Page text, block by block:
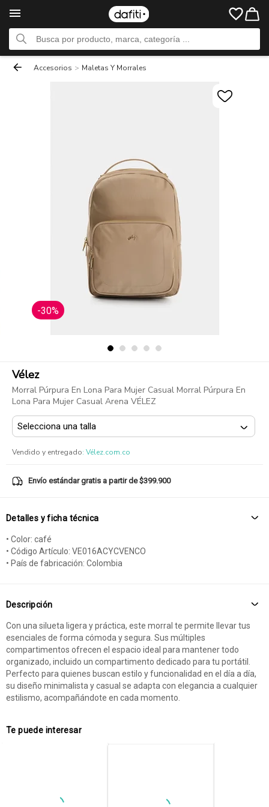
Accesorios > Maletas Y Morrales
-30%
Vélez
Morral Púrpura En Lona Para Mujer Casual Morral Púrpura En
Lona Para Mujer Casual Arena VÉLEZ
Vendido y entregado: Vélez.com.co
Envío estándar gratis a partir de $399.900
Detalles y ficha técnica
• Color: café
• Código Artículo: VE016ACYCVENCO
• País de fabricación: Colombia
Descripción
Con una silueta ligera y práctica, este morral te permite llevar tus
esenciales de forma cómoda y segura. Sus múltiples
compartimentos ofrecen el espacio ideal para mantener todo
organizado, incluido un compartimento dedicado para tu portátil.
Perfecto para quienes buscan estilo y funcionalidad en el día a día,
su diseño minimalista y casual se adapta con elegancia a cualquier
estilismo, acompañándote en cada momento.
Te puede interesar